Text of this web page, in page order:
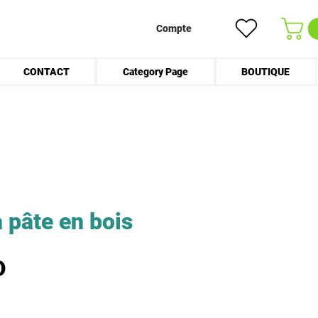
Compte
CONTACT Category Page BOUTIQUE
pâte en bois
Prix